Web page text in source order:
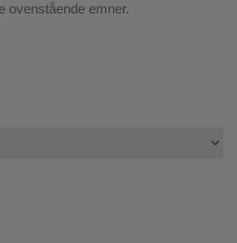
ovenstående emner.